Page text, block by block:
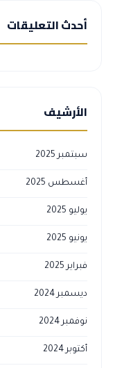
أحدث التعليقات
الأرشيف
سبتمبر 2025
أغسطس 2025
يوليو 2025
يونيو 2025
فبراير 2025
ديسمبر 2024
نوفمبر 2024
أكتوبر 2024